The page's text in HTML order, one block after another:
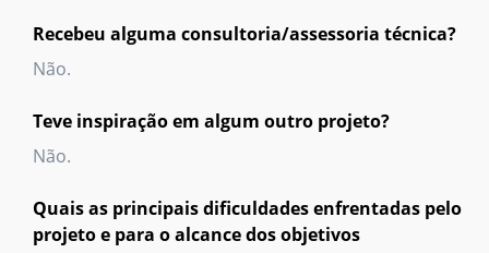
Recebeu alguma consultoria/assessoria técnica?
Não.
Teve inspiração em algum outro projeto?
Não.
Quais as principais dificuldades enfrentadas pelo
projeto e para o alcance dos objetivos